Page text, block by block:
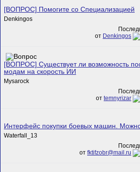
[ВОПРОС] Помогите со Специализацией
Denkingos
от Denkingos
[ВОПРОС] Существует ли возможность
модам на скорость ИИ
Mysarock
от temnyrizar
Интерфейс покупки боевых машин.
Waterfall_13
от fktifzobr@mail.ru